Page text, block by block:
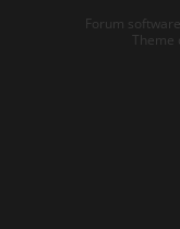
Forum
Theme